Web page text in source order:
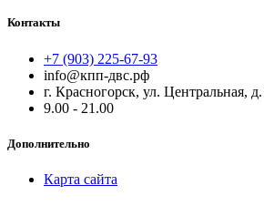
Контакты
+7 (903) 225-67-93
info@кпп-двс.рф
г. Красногорск, ул. Центральная,
9.00 - 21.00
Дополнительно
Карта сайта